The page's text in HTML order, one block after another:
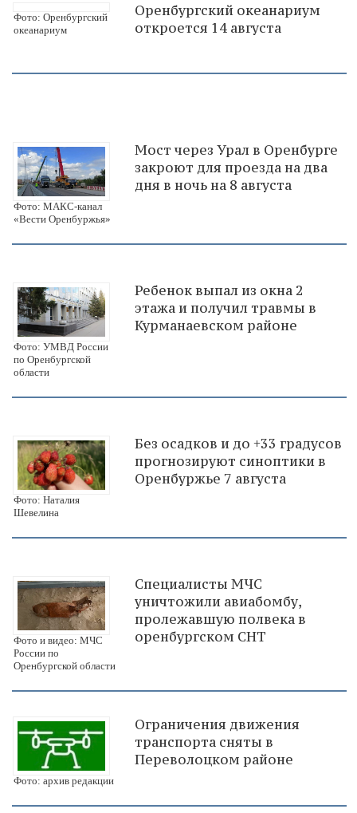
Фото: Оренбургский
океанариум
Оренбургский океанариум
откроется 14 августа
Фото: МАКС-канал
«Вести Оренбуржья»
Мост через Урал в Оренбурге
закроют для проезда на два
дня в ночь на 8 августа
Фото: УМВД России
по Оренбургской
области
Ребенок выпал из окна 2
этажа и получил травмы в
Курманаевском районе
Фото: Наталия
Шевелина
Без осадков и до +33 градусов
прогнозируют синоптики в
Оренбуржье 7 августа
Фото и видео: МЧС
России по
Оренбургской области
Специалисты МЧС
уничтожили авиабомбу,
пролежавшую полвека в
оренбургском СНТ
Фото: архив редакции
Ограничения движения
транспорта сняты в
Переволоцком районе